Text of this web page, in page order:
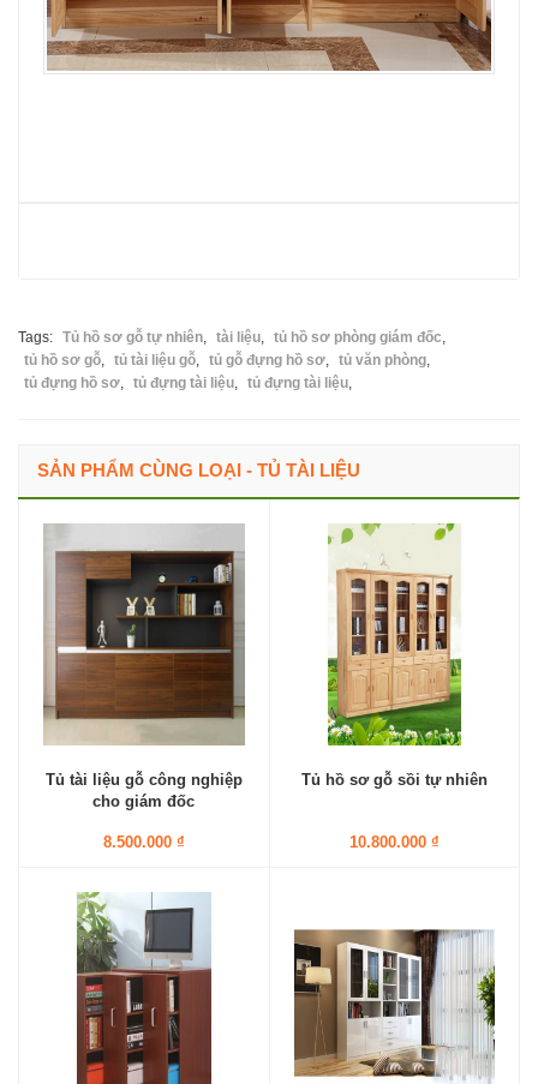
Tags: Tủ hồ sơ gỗ tự nhiên, tài liệu, tủ hồ sơ phòng giám đốc,
tủ hồ sơ gỗ, tủ tài liệu gỗ, tủ gỗ đựng hồ sơ, tủ văn phòng,
tủ đựng hồ sơ, tủ đựng tài liệu, tủ đựng tài liệu,
SẢN PHẨM CÙNG LOẠI - TỦ TÀI LIỆU
Tủ tài liệu gỗ công nghiệp
cho giám đốc
8.500.000 ₫
Tủ hồ sơ gỗ sồi tự nhiên
10.800.000 ₫